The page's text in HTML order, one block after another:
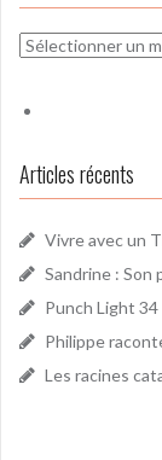
Archives
Articles récents
Vivre avec un
Sandrine :
Punch Light
Philippe
Les racines